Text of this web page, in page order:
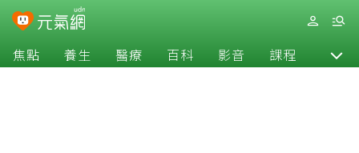
焦點 養生 醫療 百科 影音 課程 退休